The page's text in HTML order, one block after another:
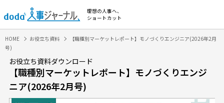
理想の人事へ、
ショートカット
HOME お役立ち資料
【職種別マーケットレポート】モノづくりエンジニア(2026年2月
号)
お役立ち資料ダウンロード
【職種別マーケットレポート】モノづくりエンジ
ニア(2026年2月号)